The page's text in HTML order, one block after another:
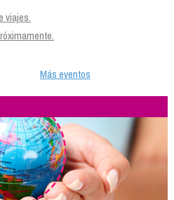
viajes.
Más eventos